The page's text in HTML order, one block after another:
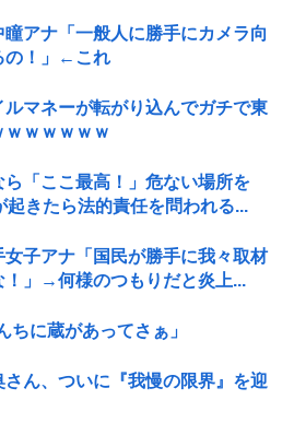
瞳アナ「一般人に勝手にカメラ向
の！」←これ
ルマネーが転がり込んでガチで東
ｗｗｗｗｗ
「ここ最高！」危ない場所を
きたら法的責任を問われる...
女子アナ「国民が勝手に我々取材
！」→何様のつもりだと炎上...
ちに蔵があってさぁ」
さん、ついに『我慢の限界』を迎